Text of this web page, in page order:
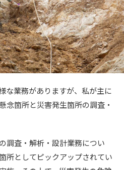
な業務がありますが、私が主に
念箇所と災害発生箇所の調査・
調査・解析・設計業務につい
所としてピックアップされてい